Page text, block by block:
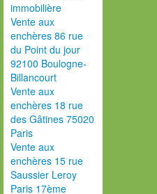
immobilière
Vente aux
enchères 86 rue
du Point du jour
92100 Boulogne-
Billancourt
Vente aux
enchères 18 rue
des Gâtines 75020
Paris
Vente aux
enchères 15 rue
Saussier Leroy
Paris 17ème